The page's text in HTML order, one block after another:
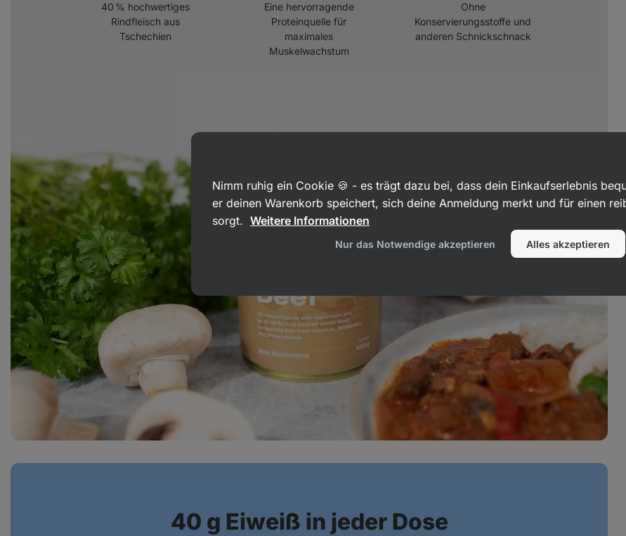
40 % hochwertiges
Rindfleisch aus
Tschechien
Eine hervorragende
Proteinquelle für
maximales
Muskelwachstum
Ohne
Konservierungsstoffe und
anderen Schnickschnack
40 g Eiweiß in jeder Dose
Nimm ruhig ein Cookie 🍪 - es trägt dazu bei, dass dein Einkaufserlebnis
er deinen Warenkorb speichert, sich deine Anmeldung merkt und für einen
sorgt. Weitere Informationen
Nur das Notwendige akzeptieren Alles akzeptieren